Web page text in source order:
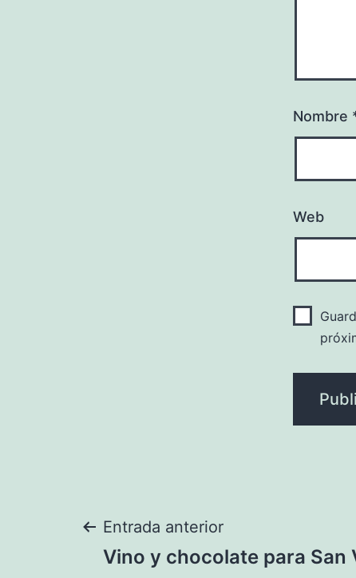
Nombre
Web
Navegación
Entrada anterior
Vino y chocolate para San